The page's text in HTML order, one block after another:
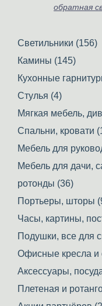
обратная
Светильники (156)
Камины (145)
Кухонные
Стулья (4)
Мягкая мебель,
Спальни, кровати
Мебель для
Мебель для дачи,
ротонды (36)
Портьеры, шторы
Часы, картины,
Подушки, все для
Офисные кресла и
Аксессуары,
Плетеная и